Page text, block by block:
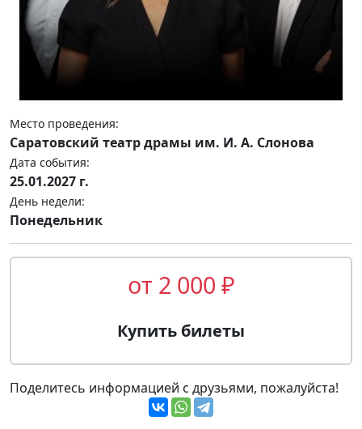
Место проведения:
Саратовский театр драмы им. И. А. Слонова
Дата события:
25.01.2027 г.
День недели:
Понедельник
от 2 000 ₽
Купить билеты
Поделитесь информацией с друзьями, пожалуйста!